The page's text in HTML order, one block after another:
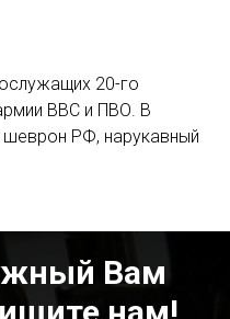
20-го
ВВС и ПВО. В
шеврон РФ, нарукавный
Вам